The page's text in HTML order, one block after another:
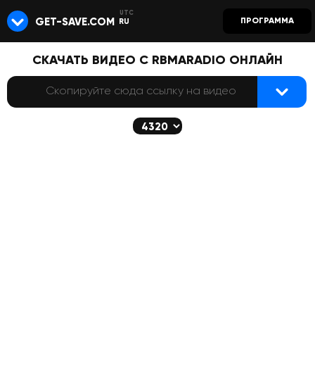
GET-SAVE.COM RU ПРОГРАММА
СКАЧАТЬ ВИДЕО С RBMARADIO ОНЛАЙН